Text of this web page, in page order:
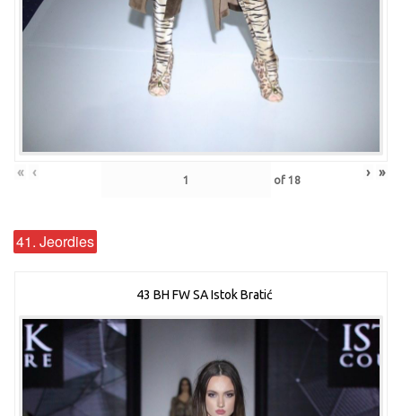
« ‹ of 18 › »
41. Jeordies
43 BH FW SA Istok Bratić